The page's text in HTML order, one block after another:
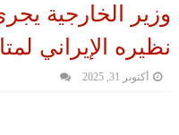
وزير الخارجية
نظيره الإيراني
أكتوبر 31, 2025